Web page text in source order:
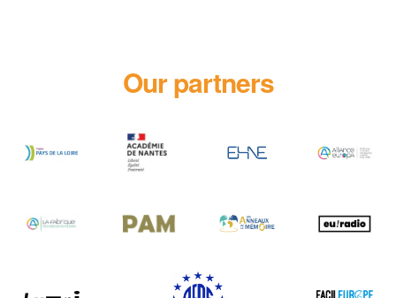
Our partners